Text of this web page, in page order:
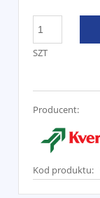
SZT
Producent:
Kod produktu: